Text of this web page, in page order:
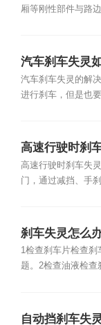
厢等刚性部件与路
汽车刹车失灵
汽车刹车失灵的解
进行刹车，但是也
高速行驶时刹
高速行驶时刹车失
门，通过减挡、手
刹车失灵怎么
1检查刹车片检查刹
题。2检查油液检查
自动挡刹车失